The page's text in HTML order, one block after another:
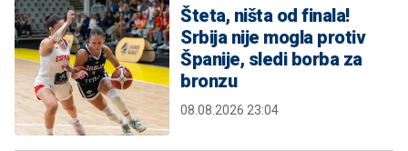
Šteta, ništa od finala!
Srbija nije mogla protiv
Španije, sledi borba za
bronzu
08.08.2026 23:04